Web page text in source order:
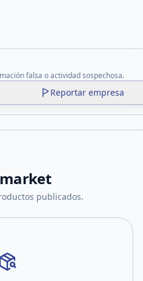
falsa o actividad sospechosa.
Reportar empresa
publicados.